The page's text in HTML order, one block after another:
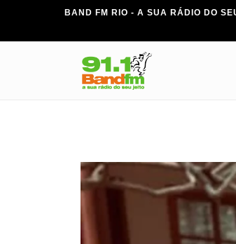
BAND FM RIO - A SUA RÁDIO DO